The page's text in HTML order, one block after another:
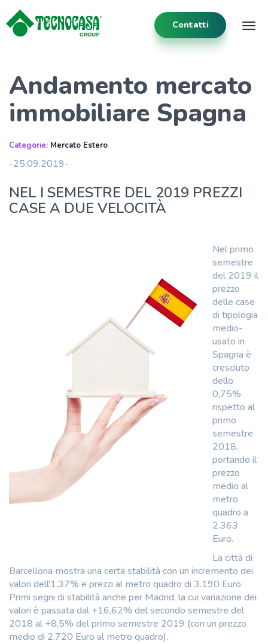
Contatti
Andamento mercato
immobiliare Spagna
Categorie: Mercato Estero
-25.09.2019-
NEL I SEMESTRE DEL 2019 PREZZI
CASE A DUE VELOCITÀ
Nel primo
semestre
del 2019 il
prezzo
delle case
di tipologia
medio-
usato in
Spagna è
cresciuto
dello
0,75%
rispetto al
primo
semestre
2018,
portando il
prezzo
medio al
metro
quadro a
2.363
Euro.
La città di
Barcellona mostra una certa stabilità con un incremento dei
valori dell’1,37% e prezzi al metro quadro di 3.190 Euro.
Primi segni di stabilità anche per Madrid, la cui variazione dei
valori è passata dal +16,62% del secondo semestre del
2018 al +8,5% del primo semestre 2019 (con un prezzo
medio di 2.720 Euro al metro quadro).